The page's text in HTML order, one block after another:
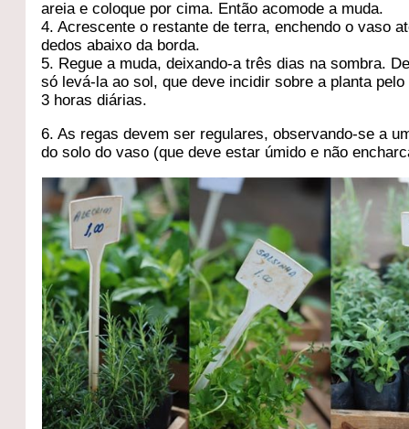
areia e coloque por cima. Então acomode a muda.
4. Acrescente o restante de terra, enchendo o vaso
dedos abaixo da borda.
5. Regue a muda, deixando-a três dias na sombra.
só levá-la ao sol, que deve incidir sobre a planta pelo
3 horas diárias.
6. As regas devem ser regulares, observando-se a
do solo do vaso (que deve estar úmido e não